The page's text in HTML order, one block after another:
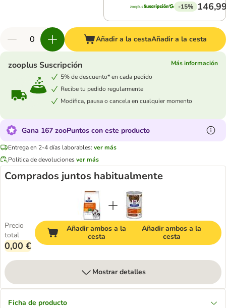
-15%
Añadir a la cestaAñadir a la cesta
zooplus Suscripción
Más información
5% de descuento* en cada pedido
Recibe tu pedido regularmente
Modifica, pausa o cancela en cualquier momento
Gana 167 zooPuntos con este producto
Entrega en 2-4 días laborables: ver más
Política de devolucionesver más
Comprados juntos habitualmente
Precio
total
0,00 €
Añadir ambos a la
cesta
Añadir ambos a la
cesta
Mostrar detalles
Ficha de producto